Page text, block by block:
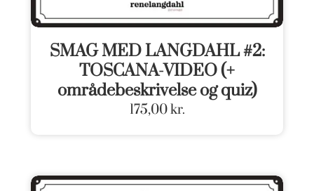
SMAG MED LANGDAHL #2:
TOSCANA-VIDEO (+
områdebeskrivelse og quiz)
175,00kr.